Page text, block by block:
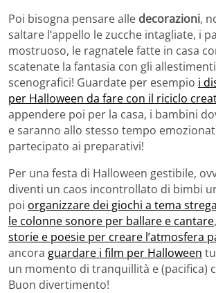
Poi bisogna pensare alle decorazioni,
saltare l’appello le zucche intagliate, i
mostruoso, le ragnatele fatte in casa
scatenate la fantasia con gli
scenografici! Guardate per esempio i
per Halloween da fare con il riciclo
appendere poi per la casa, i bambini
e saranno allo stesso tempo
partecipato ai preparativi!
Per una festa di Halloween gestibile,
diventi un caos incontrollato di bimbi
poi organizzare dei giochi a tema
le colonne sonore per ballare e cantare
storie e poesie per creare l’atmosfera
ancora guardare i film per Halloween
un momento di tranquillità e (pacifica)
Buon divertimento!